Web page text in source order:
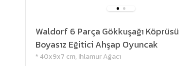
Waldorf 6 Parça Gökkuşağı Köprüsü
Boyasız Eğitici Ahşap Oyuncak
* 40x9x7 cm, Ihlamur Ağacı